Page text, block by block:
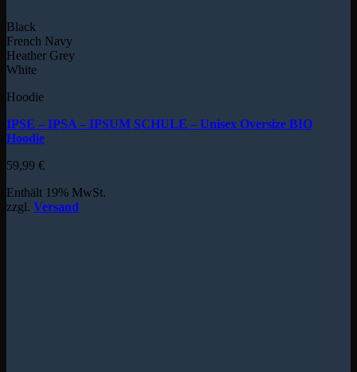
Black
French Navy
Heather Grey
White
Hoodie
IPSE – IPSA – IPSUM SCHULE – Unisex Oversize BIO
Hoodie
59,99 €
Enthält 19% MwSt.
zzgl. Versand